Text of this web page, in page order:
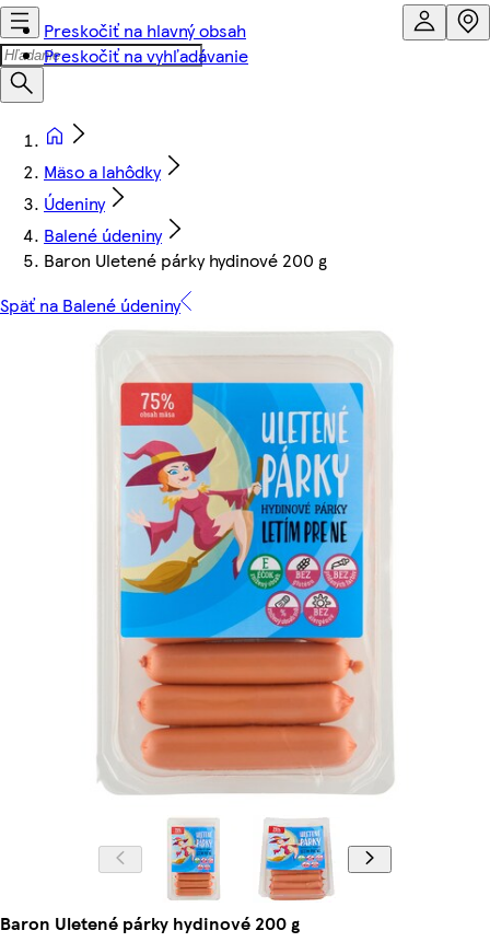
Preskočiť na hlavný obsah
Preskočiť na vyhľadávanie
Mäso a lahôdky
Údeniny
Balené údeniny
Baron Uletené párky hydinové 200 g
Späť na Balené údeniny
Baron Uletené párky hydinové 200 g